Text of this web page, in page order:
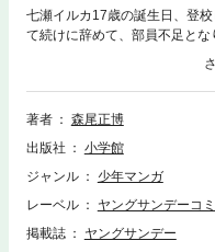
七瀬イルカ17歳の誕生日、登
て続けに辞めて、部員不足とな
のだ…。ある日、失意のイルカ
台場に遊びに行こう」と誘わ
受けていて…。灼熱の太陽、は
の香りに誘われて、裸足の天
著者
森尾正博
出版社
小学館
ジャンル
少年マンガ
レーベル
ヤングサンデーコ
掲載誌
ヤングサンデー